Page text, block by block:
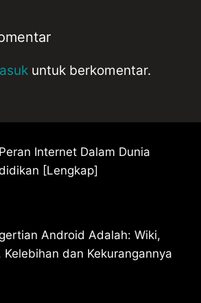
untuk berkomentar.
Internet Dalam Dunia
[Lengkap]
Android Adalah: Wiki,
Kelebihan dan Kekurangannya